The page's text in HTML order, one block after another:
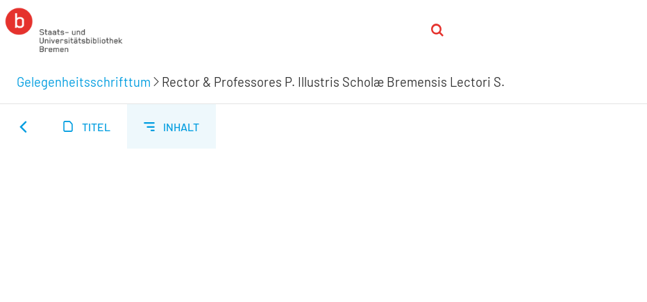
Gelegenheitsschrifttum Rector & Professores P. Illustris Scholæ Bremensis Lectori S.
TITEL INHALT